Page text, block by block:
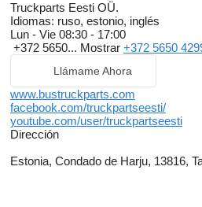
Truckparts Eesti OÜ.
Idiomas: ruso, estonio, inglés
Lun - Vie 08:30 - 17:00
+372 5650... Mostrar +372 5650
Llámame Ahora
www.bustruckparts.com
facebook.com/truckpartseesti/
youtube.com/user/truckpartseesti
Dirección
Estonia, Condado de Harju, 13816,